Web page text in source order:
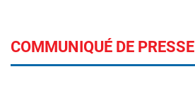
COMMUNIQUÉ DE PRESSE